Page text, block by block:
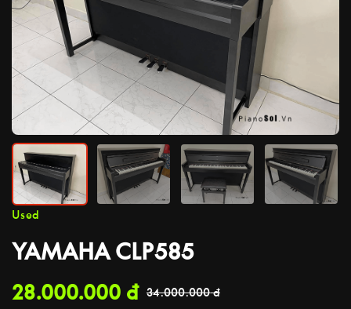
Used
YAMAHA CLP585
28.000.000 đ 34.000.000đ